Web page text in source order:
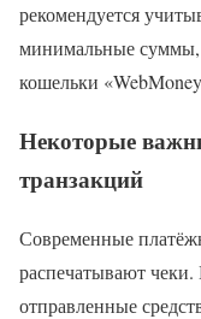
рекомендуется
минимальные суммы,
кошельки
Некоторые
транзакций
Современные
распечатывают
отправленные